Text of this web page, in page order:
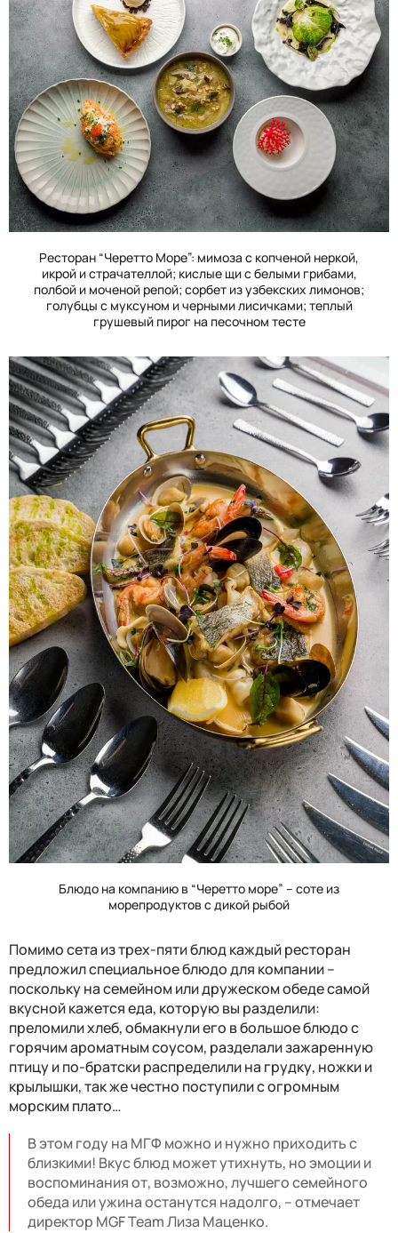
Ресторан “Черетто Море”: мимоза с копченой неркой,
икрой и страчателлой; кислые щи с белыми грибами,
полбой и моченой репой; сорбет из узбекских лимонов;
голубцы с муксуном и черными лисичками; теплый
грушевый пирог на песочном тесте
Блюдо на компанию в “Черетто море” – соте из
морепродуктов с дикой рыбой
Помимо сета из трех-пяти блюд каждый ресторан
предложил специальное блюдо для компании –
поскольку на семейном или дружеском обеде самой
вкусной кажется еда, которую вы разделили:
преломили хлеб, обмакнули его в большое блюдо с
горячим ароматным соусом, разделали зажаренную
птицу и по-братски распределили на грудку, ножки и
крылышки, так же честно поступили с огромным
морским плато…
В этом году на МГФ можно и нужно приходить с
близкими! Вкус блюд может утихнуть, но эмоции и
воспоминания от, возможно, лучшего семейного
обеда или ужина останутся надолго, – отмечает
директор MGF Team Лиза Маценко.